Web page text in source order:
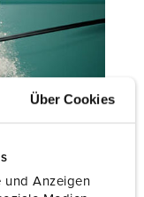
Über Cookies
und Anzeigen
conectores CEE para